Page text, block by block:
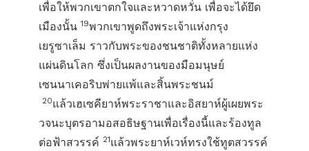
เพื่อให้พวกเขาตกใจและหวาดหวั่น เพื่อจะได้ยึด
เมืองนั้น19พวกเขาพูดถึงพระเจ้าแห่งกรุง
เยรูซาเล็ม ราวกับพระของชนชาติทั้งหลายแห่ง
แผ่นดินโลก ซึ่งเป็นผลงานของมือมนุษย์
เซนนาเคอริบพ่ายแพ้และสิ้นพระชนม์
20แล้วเฮเซคียาห์พระราชาและอิสยาห์ผู้เผยพระ
วจนะบุตรอามอสอธิษฐานเพื่อเรื่องนี้และร้องทูล
ต่อฟ้าสวรรค์ 21แล้วพระยาห์เวห์ทรงใช้ทูตสวรรค์